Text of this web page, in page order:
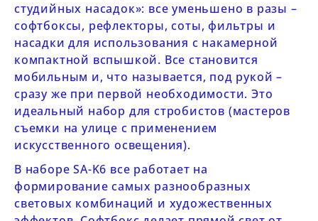
студийных насадок»: все уменьшено в разы –
софтбоксы, рефлекторы, соты, фильтры и
насадки для использования с накамерной
компактной вспышкой. Все становится
мобильным и, что называется, под рукой –
сразу же при первой необходимости. Это
идеальный набор для стробистов (мастеров
съемки на улице с применением
искусственного освещения).
В наборе SA-K6 все работает на
формирование самых разнообразных
световых комбинаций и художественных